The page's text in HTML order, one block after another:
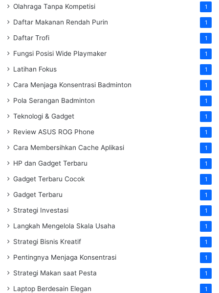
Olahraga Tanpa Kompetisi 1
Daftar Makanan Rendah Purin 1
Daftar Trofi 1
Fungsi Posisi Wide Playmaker 1
Latihan Fokus 1
Cara Menjaga Konsentrasi Badminton 1
Pola Serangan Badminton 1
Teknologi & Gadget 1
Review ASUS ROG Phone 1
Cara Membersihkan Cache Aplikasi 1
HP dan Gadget Terbaru 1
Gadget Terbaru Cocok 1
Gadget Terbaru 1
Strategi Investasi 1
Langkah Mengelola Skala Usaha 1
Strategi Bisnis Kreatif 1
Pentingnya Menjaga Konsentrasi 1
Strategi Makan saat Pesta 1
Laptop Berdesain Elegan 1